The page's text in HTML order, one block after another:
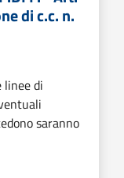
di c.c. n.
linee di
saranno